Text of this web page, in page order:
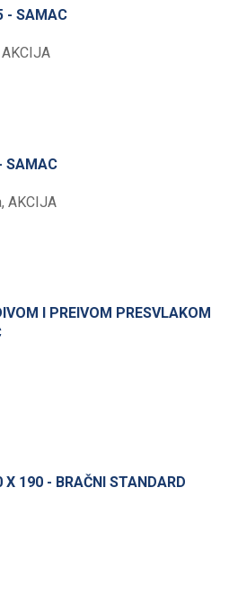
- SAMAC
AKCIJA
SAMAC
, AKCIJA
I PREIVOM PRESVLAKOM
190 - BRAČNI STANDARD